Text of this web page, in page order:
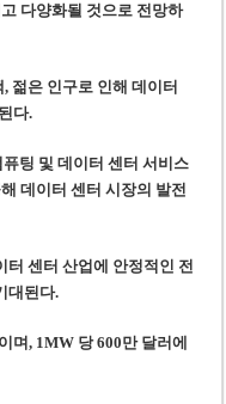
다양화될 것으로 전망하
젊은 인구로 인해 데이터
다.
팅 및 데이터 센터 서비스
데이터 센터 시장의 발전
터 센터 산업에 안정적인 전
대된다.
며, 1MW 당 600만 달러에